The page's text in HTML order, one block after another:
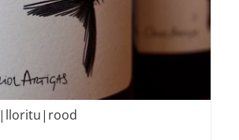
|lloritu|rood